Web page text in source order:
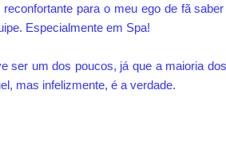
para o meu ego de fã
Especialmente em Spa!
ser um dos poucos, já que a maioria
mas infelizmente, é a verdade.